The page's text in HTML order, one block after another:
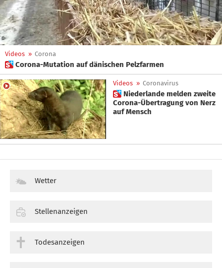
Videos » Corona
 Corona-Mutation auf dänischen Pelzfarmen
Videos » Coronavirus
 Niederlande melden zweite
Corona-Übertragung von Nerz
auf Mensch
Wetter
Stellenanzeigen
Todesanzeigen